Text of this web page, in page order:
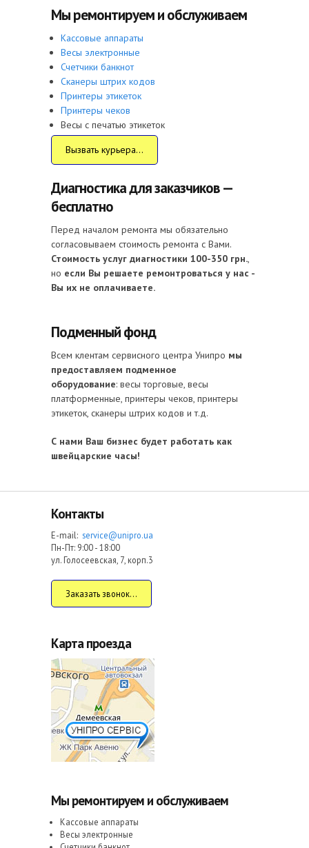
Мы ремонтируем и обслуживаем
Кассовые аппараты
Весы электронные
Счетчики банкнот
Сканеры штрих кодов
Принтеры этикеток
Принтеры чеков
Весы с печатью этикеток
Вызвать курьера...
Диагностика для заказчиков —
бесплатно
Перед началом ремонта мы обязательно
согласовываем стоимость ремонта с Вами.
Стоимость услуг диагностики 100-350 грн.
но если Вы решаете ремонтроваться у нас -
Вы их не оплачиваете.
Подменный фонд
Всем клентам сервисного центра Унипро мы
предоставляем подменное
оборудование: весы торговые, весы
платформенные, принтеры чеков, принтеры
этикеток, сканеры штрих кодов и т.д.
С нами Ваш бизнес будет работать как
швейцарские часы!
Контакты
E-mail: service@unipro.ua
Пн-Пт: 9:00 - 18:00
ул. Голосеевская, 7, корп.3
Заказать звонок...
Карта проезда
Мы ремонтируем и обслуживаем
Кассовые аппараты
Весы электронные